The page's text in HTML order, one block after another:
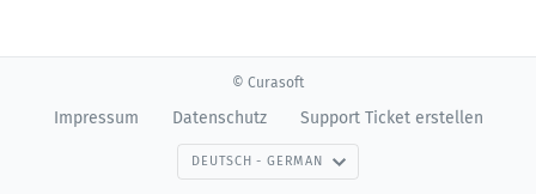
© Curasoft
Impressum Datenschutz Support Ticket erstellen
DEUTSCH - GERMAN